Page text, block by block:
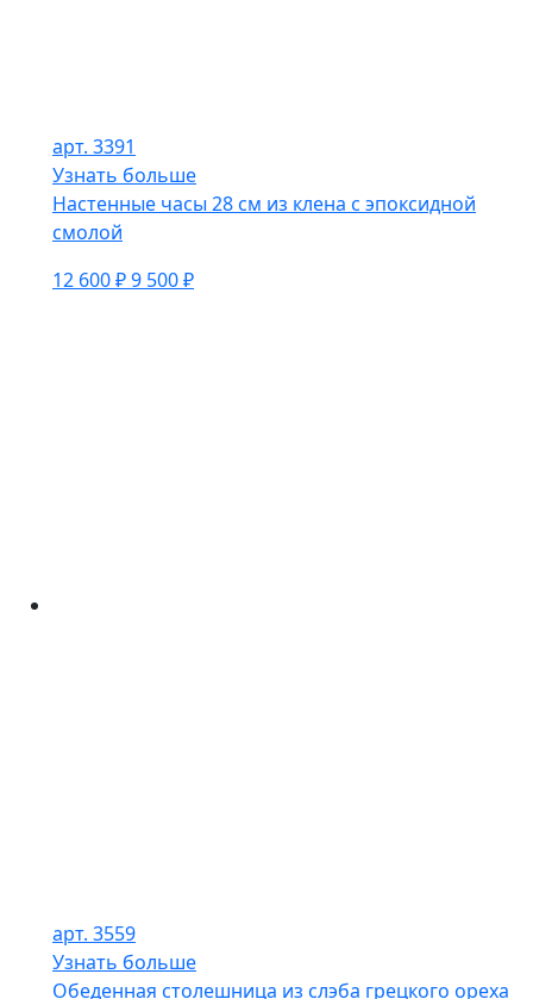
арт. 3391
Узнать больше
Настенные часы 28 см из клена с эпоксидной
смолой
12 600 ₽9 500 ₽
арт. 3559
Узнать больше
Обеденная столешница из слэба грецкого ореха